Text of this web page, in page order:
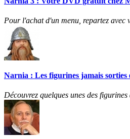
Pour l'achat d'un menu, repartez
Narnia : Les figurines jamais sorties
Découvrez quelques unes des